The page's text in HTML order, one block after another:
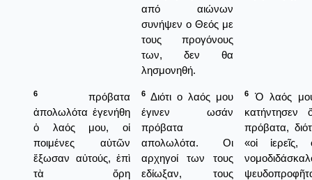
από αιώνων
συνήψεν ο Θεός με
τους προγόνους
των, δεν θα
λησμονηθή.
6
πρόβατα
ἀπολωλότα ἐγενήθη
ὁ λαός μου, οἱ
ποιμένες αὐτῶν
ἔξωσαν αὐτούς, ἐπὶ
τὰ ὄρη
6 Διότι ο λαός μου
έγινεν ωσάν
πρόβατα
απολωλότα. Οι
αρχηγοί των τους
εδίωξαν, τους
6
Ὁ λαός
πρόβατα,
«οἱ ἱερεῖς,